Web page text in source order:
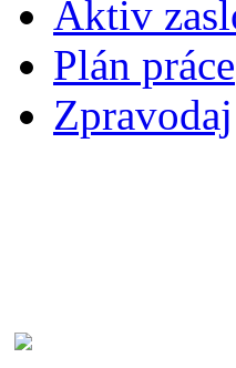
Aktiv
Plán práce
Zpravodaj